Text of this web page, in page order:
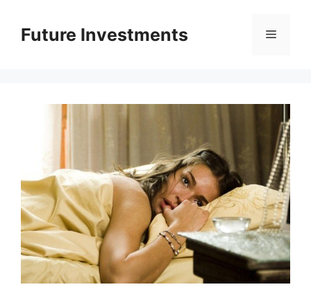
вмістуFuture Investments Меню